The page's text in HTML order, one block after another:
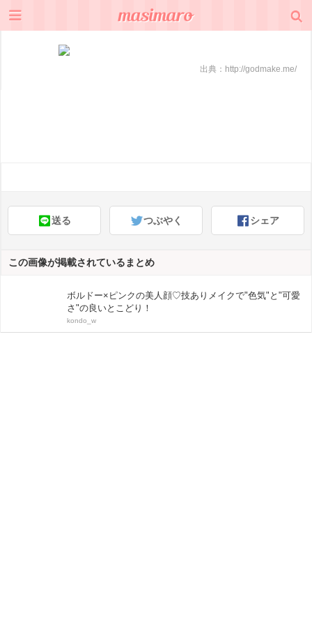
出典： http://godmake.me/
送る つぶやく シェア
この画像が掲載されているまとめ
ボルドー×ピンクの美人顔♡技ありメイクで"色気"と"可愛
さ"の良いとこどり！
kondo_w